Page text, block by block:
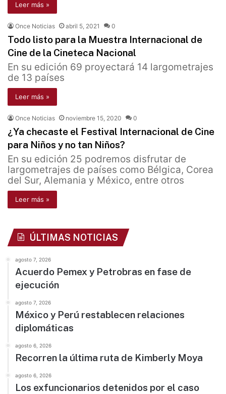
Leer más »
Once Noticias abril 5, 2021 0
Todo listo para la Muestra Internacional de
Cine de la Cineteca Nacional
En su edición 69 proyectará 14 largometrajes
de 13 países
Leer más »
Once Noticias noviembre 15, 2020 0
¿Ya checaste el Festival Internacional de Cine
para Niños y no tan Niños?
En su edición 25 podremos disfrutar de
largometrajes de países como Bélgica, Corea
del Sur, Alemania y México, entre otros
Leer más »
ÚLTIMAS NOTICIAS
agosto 7, 2026
Acuerdo Pemex y Petrobras en fase de
ejecución
agosto 7, 2026
México y Perú restablecen relaciones
diplomáticas
agosto 6, 2026
Recorren la última ruta de Kimberly Moya
agosto 6, 2026
Los exfuncionarios detenidos por el caso